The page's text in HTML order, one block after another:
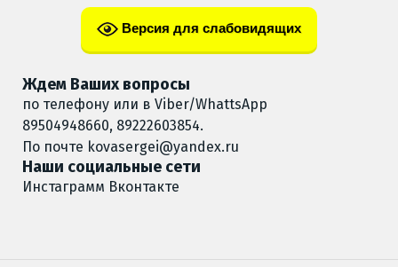
Версия для слабовидящих
Ждем Ваших вопросы
по телефону или в Viber/WhattsApp
89504948660, 89222603854.
По почте kovasergei@yandex.ru
Наши социальные сети
Инстаграмм Вконтакте